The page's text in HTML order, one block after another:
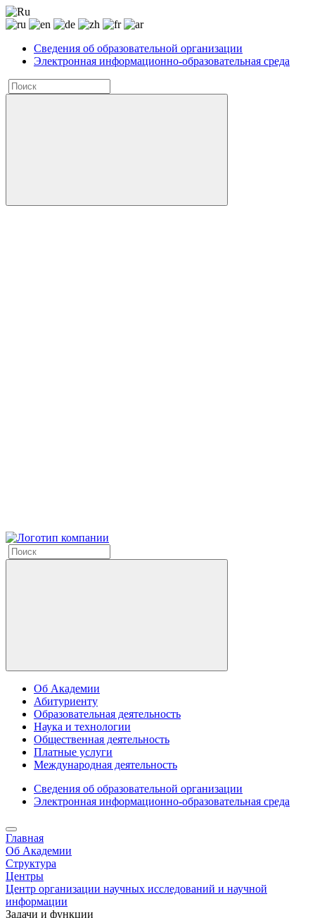
Сведения об образовательной организации
Электронная информационно-образовательная среда
Об Академии
Абитуриенту
Образовательная деятельность
Наука и технологии
Общественная деятельность
Платные услуги
Международная деятельность
Сведения об образовательной организации
Электронная информационно-образовательная среда
Главная
Об Академии
Структура
Центры
Центр организации научных исследований и научной
информации
Задачи и функции